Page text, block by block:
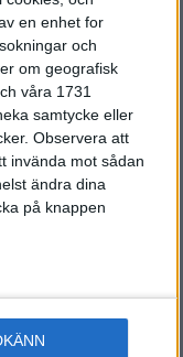
en enhet for
och
om geografisk
våra 1731
samtycke eller
Observera att
invända mot sådan
ändra dina
på knappen